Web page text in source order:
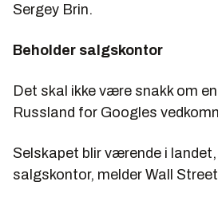
Sergey Brin.
Beholder salgskontor
Det skal ikke være snakk om
Russland for Googles
Selskapet blir værende i
salgskontor, melder Wall